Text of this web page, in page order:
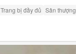
Trang bị đầy đủ Sân thượng